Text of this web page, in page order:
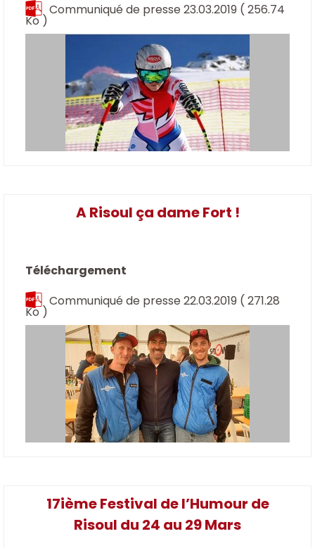
Communiqué de presse 23.03.2019 ( 256.74
Ko )
A Risoul ça dame Fort !
Téléchargement
Communiqué de presse 22.03.2019 ( 271.28
Ko )
17ième Festival de l’Humour de
Risoul du 24 au 29 Mars